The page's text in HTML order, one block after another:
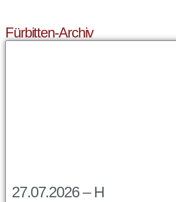
Fürbitten-Archiv
27.07.2026 – H